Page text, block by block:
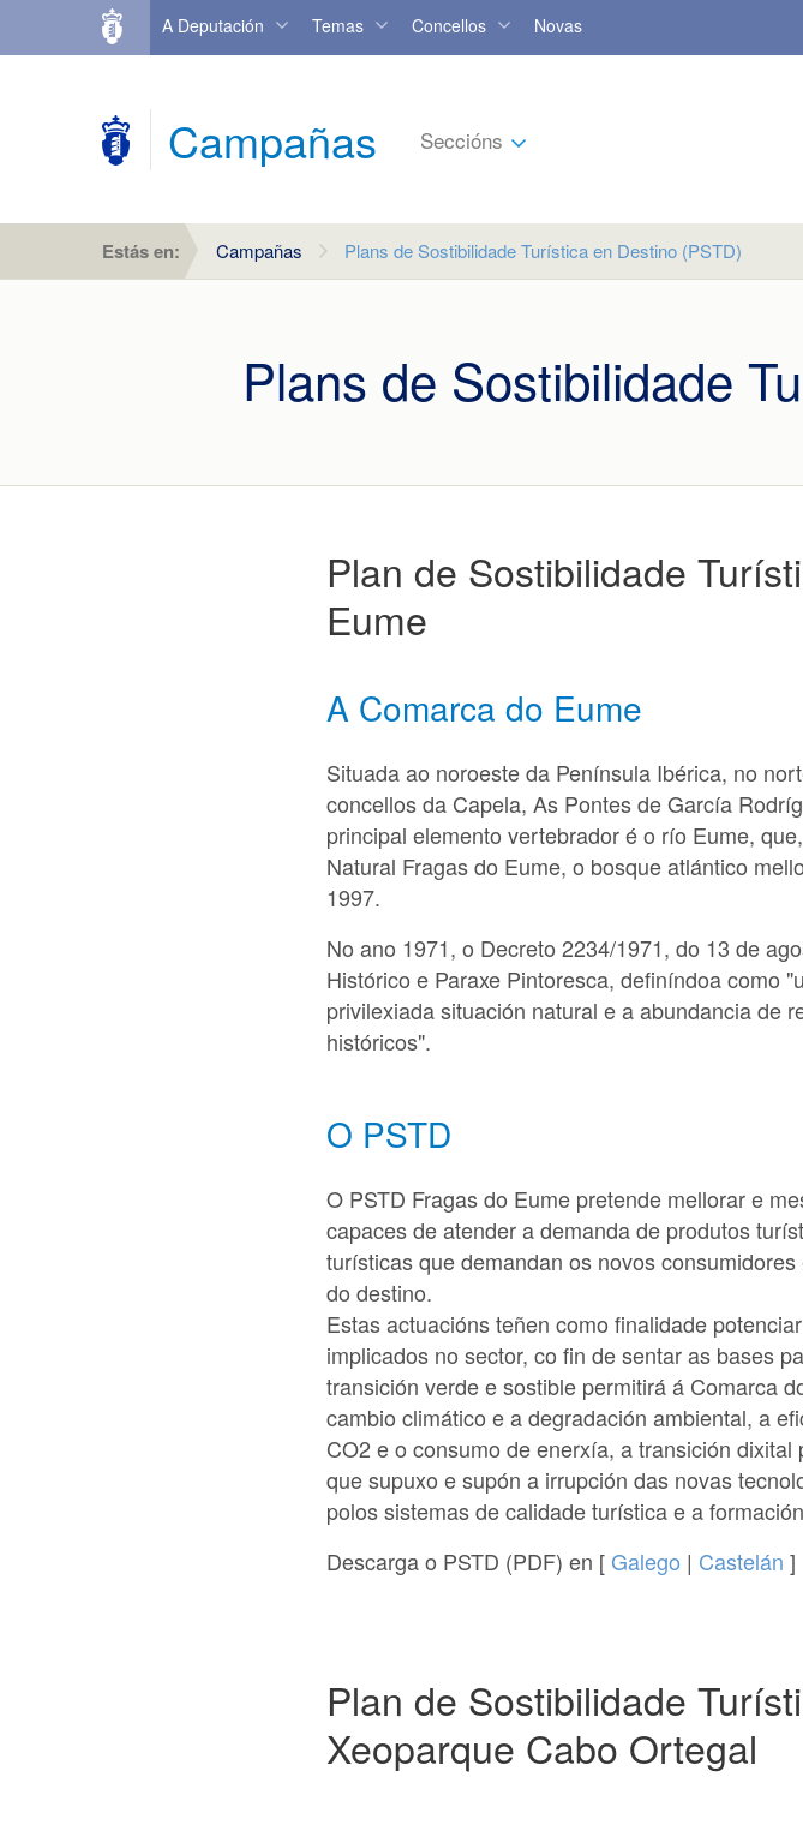
A Deputación Temas Concellos Novas
Campañas Seccións
Estás en: Campañas Plans de Sostibilidade Turística en Destino (PSTD)
Plans de Sostibilidade
Plan de Sostibilidade
Eume
A Comarca do Eume
Situada ao noroeste da Península Ibérica, no
concellos da Capela, As Pontes de García
principal elemento vertebrador é o río Eume,
Natural Fragas do Eume, o bosque atlántico
1997.
No ano 1971, o Decreto 2234/1971, do 13 de
Histórico e Paraxe Pintoresca, definíndoa como
privilexiada situación natural e a abundancia de
históricos".
O PSTD
O PSTD Fragas do Eume pretende mellorar e
capaces de atender a demanda de produtos
turísticas que demandan os novos
do destino.
Estas actuacións teñen como finalidade
implicados no sector, co fin de sentar as bases
transición verde e sostible permitirá á Comarca
cambio climático e a degradación ambiental, a
CO2 e o consumo de enerxía, a transición
que supuxo e supón a irrupción das novas
polos sistemas de calidade turística e a
Descarga o PSTD (PDF) en [Galego | Castelán ]
Plan de Sostibilidade
Xeoparque Cabo Ortegal